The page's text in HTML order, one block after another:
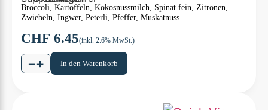
Broccoli, Kartoffeln, Kokosnussmilch, Spinat fein, Zitronen,
Zwiebeln, Ingwer, Peterli, Pfeffer, Muskatnuss.
CHF 6.45(inkl. 2.6% MwSt.)
−+ In den Warenkorb